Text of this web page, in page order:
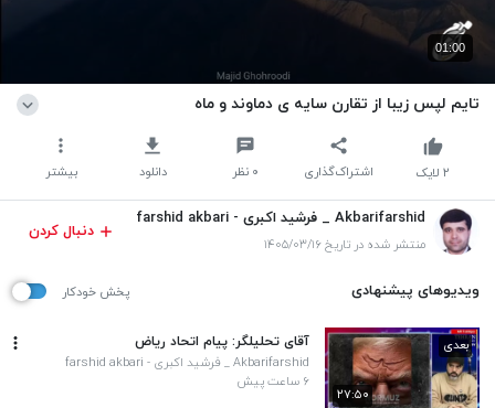
01:00
تایم لپس زیبا از تقارن سایه ی دماوند و ماه
اشتراک‌گذاری ۰ نظر دانلود بیشتر ۲ لایک
Akbarifarshid _ فرشید اکبری - farshid akbari
منتشر شده در تاریخ ۱۴۰۵/۰۳/۱۶
دنبال کردن
ویدیوهای پیشنهادی پخش خودکار
۲۷:۵۰
بعدی آقای تحلیلگر: پیام اتحاد ریاض
Akbarifarshid _ فرشید اکبری - farshid akbari
۶ ساعت پیش